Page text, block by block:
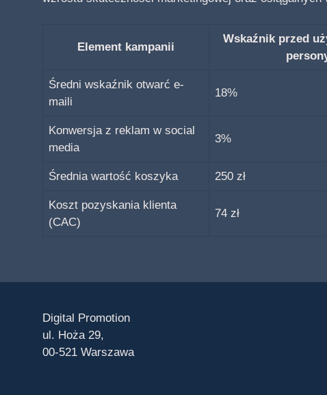
Element kampanii
Wskaźnik przed
Średni wskaźnik otwarć e-
maili
18%
Konwersja z reklam w social
media
3%
Średnia wartość koszyka 250 zł
Koszt pozyskania klienta
(CAC)
74 zł
Digital Promotion
ul. Hoża 29,
00-521 Warszawa